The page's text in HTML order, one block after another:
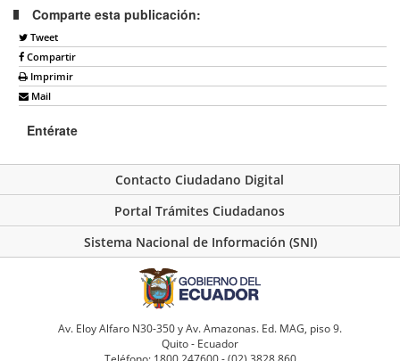
Comparte esta publicación:
Tweet
Compartir
Imprimir
Mail
Entérate
Contacto Ciudadano Digital
Portal Trámites Ciudadanos
Sistema Nacional de Información (SNI)
Av. Eloy Alfaro N30-350 y Av. Amazonas. Ed. MAG, piso 9.
Quito - Ecuador